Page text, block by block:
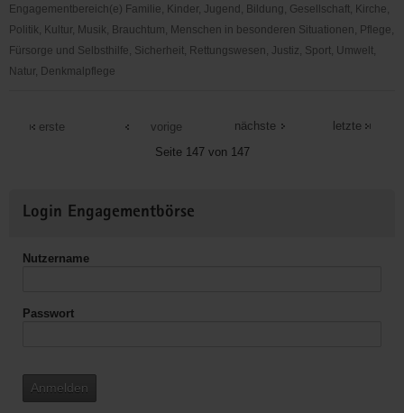
Engagementbereich(e) Familie, Kinder, Jugend, Bildung, Gesellschaft, Kirche,
Politik, Kultur, Musik, Brauchtum, Menschen in besonderen Situationen, Pflege,
Fürsorge und Selbsthilfe, Sicherheit, Rettungswesen, Justiz, Sport, Umwelt,
Natur, Denkmalpflege
erste
vorige
Seite 147 von 147
nächste letzte
Informationen
Login Engagementbörse
Nutzername
Passwort
Anmelden